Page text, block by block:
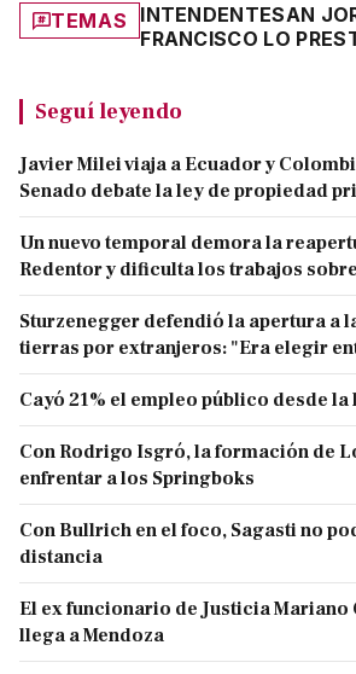
TEMAS INTENDENTESAN
FRANCISCO LO
Seguí leyendo
Javier Milei viaja a Ecuador y
Senado debate la ley de propiedad
Un nuevo temporal demora la
Redentor y dificulta los trabajos
Sturzenegger defendió la apertura a
tierras por extranjeros: "Era elegir
Cayó 21% el empleo público desde
Con Rodrigo Isgró, la formación de
enfrentar a los Springboks
Con Bullrich en el foco, Sagasti no
distancia
El ex funcionario de Justicia Mariano
llega a Mendoza